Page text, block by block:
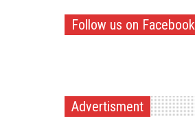
Follow us on Facebook
Advertisment